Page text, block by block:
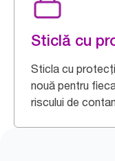
Sticlă cu
Sticla cu
nouă pentru
riscului de